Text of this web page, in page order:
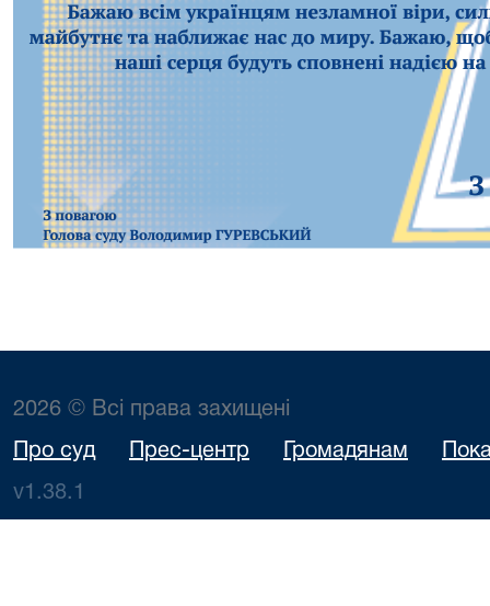
2026 © Всі права захищені
Про суд Прес-центр Громадянам
v1.38.1